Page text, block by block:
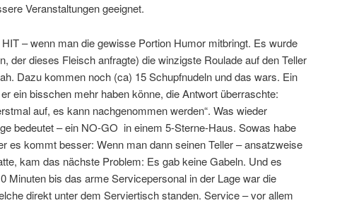
Veranstaltungen geeignet.
– wenn man die gewisse Portion Humor mitbringt. Es wurde
der dieses Fleisch anfragte) die winzigste Roulade auf den Teller
Dazu kommen noch (ca) 15 Schupfnudeln und das wars. Ein
ein bisschen mehr haben könne, die Antwort überraschte:
auf, es kann nachgenommen werden“. Was wieder
bedeutet – ein NO-GO in einem 5-Sterne-Haus. Sowas habe
es kommt besser: Wenn man dann seinen Teller – ansatzweise
kam das nächste Problem: Es gab keine Gabeln. Und es
Minuten bis das arme Servicepersonal in der Lage war die
direkt unter dem Serviertisch standen. Service – vor allem